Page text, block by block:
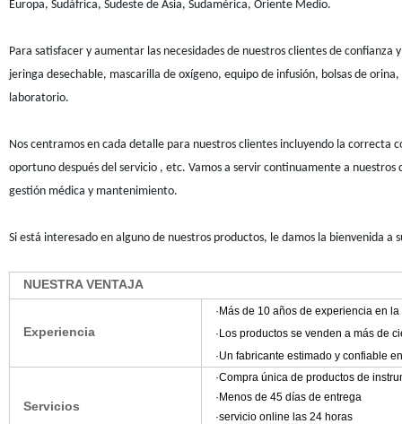
Europa, Sudáfrica, Sudeste de Asia, Sudamérica, Oriente Medio.
Para satisfacer y aumentar las necesidades de nuestros clientes de
jeringa desechable, mascarilla de oxígeno, equipo de infusión, bolsas de
laboratorio.
Nos centramos en cada detalle para nuestros clientes incluyendo la
oportuno después del servicio , etc. Vamos a servir continuamente a
gestión médica y mantenimiento.
Si está interesado en alguno de nuestros productos, le damos la bienvenida
NUESTRA VENTAJA
Experiencia
·Más de 10años de experiencia en la
·Los productos se venden a más de
·Un fabricante estimado y confiable
Servicios
·Compra única de productos de
·Menos de 45 días de entrega
·servicio online las 24 horas